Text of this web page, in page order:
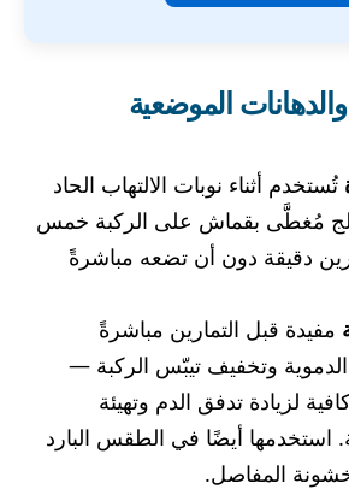
الموضعية
تُستخدم أثناء نوبات الالتهاب الحاد
مُغطَّى بقماش على الركبة خمس
دقيقة دون أن تضعه مباشرةً
مفيدة قبل التمارين مباشرةً
وتخفيف تيبّس الركبة —
لزيادة تدفق الدم وتهيئة
استخدمها أيضًا في الطقس البارد
المفاصل.